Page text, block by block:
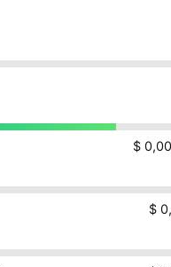
$
$